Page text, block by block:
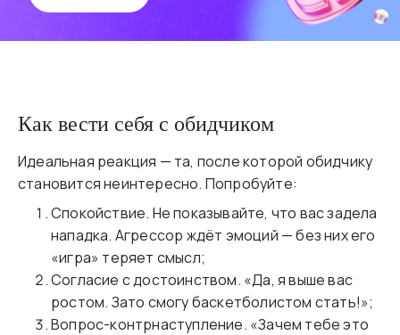
Как вести себя с обидчиком
Идеальная реакция — та, после которой обидчику
становится неинтересно. Попробуйте:
Спокойствие. Не показывайте, что вас задела
нападка. Агрессор ждёт эмоций — без них его
«игра» теряет смысл;
Согласие с достоинством. «Да, я выше вас
ростом. Зато смогу баскетболистом стать!»;
Вопрос-контрнаступление. «Зачем тебе это